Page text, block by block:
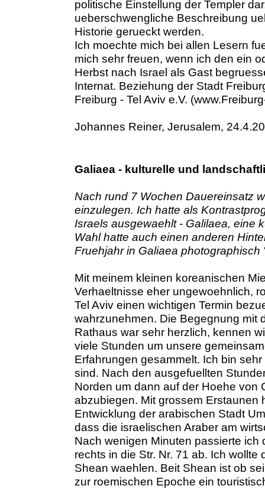
politische Einstellung der Templer
ueberschwengliche Beschreibung
Historie gerueckt werden.
Ich moechte mich bei allen Lesern
mich sehr freuen, wenn ich den ein
Herbst nach Israel als Gast
Internat. Beziehung der Stadt
Freiburg - Tel Aviv e.V.
Johannes Reiner, Jerusalem,
Galiaea - kulturelle und
Nach rund 7 Wochen Dauereinsatz
einzulegen. Ich hatte als
Israels ausgewaehlt - Galilaea, eine
Wahl hatte auch einen anderen
Fruehjahr in Galiaea photographisch
Mit meinem kleinen koreanischen
Verhaeltnisse eher ungewoehnlich,
Tel Aviv einen wichtigen Termin
wahrzunehmen. Die Begegnung mit
Rathaus war sehr herzlich, kennen
viele Stunden um unsere
Erfahrungen gesammelt. Ich bin
sind. Nach den ausgefuellten
Norden um dann auf der Hoehe von
abzubiegen. Mit grossem Erstaunen
Entwicklung der arabischen Stadt
dass die israelischen Araber am
Nach wenigen Minuten passierte
rechts in die Str. Nr. 71 ab. Ich
Shean waehlen. Beit Shean ist ob
zur roemischen Epoche ein